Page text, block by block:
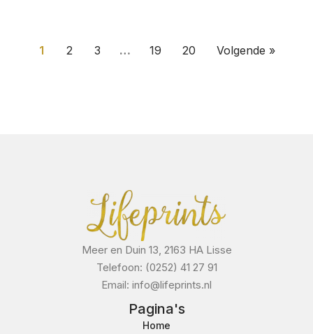
1 2 3 … 19 20 Volgende »
Meer en Duin 13, 2163 HA Lisse
Telefoon: (0252) 41 27 91
Email: info@lifeprints.nl
Pagina's
Home